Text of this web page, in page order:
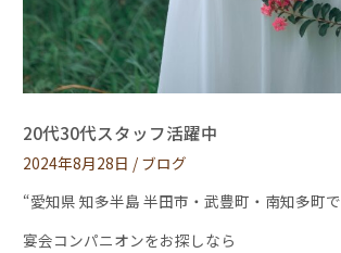
20代30代スタッフ活躍中
2024年8月28日 / ブログ
“愛知県 知多半島 半田市・武豊町・南知多町で
宴会コンパニオンをお探しなら